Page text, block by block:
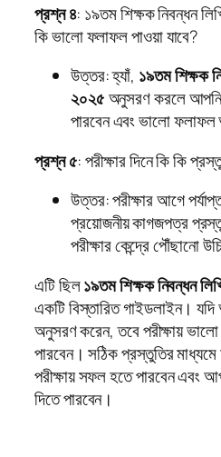
প্রশ্ন ৪: ১৯তম শিক্ষক নিবন্ধন
কি ভালো ফলাফল পাওয়া যাবে?
উত্তর: হ্যাঁ, ১৯তম শিক্ষক
২০২৫অনুসরণ করলে আপনি
পারবেন এবং ভালো ফলাফল
প্রশ্ন ৫: পরীক্ষার দিনে কি কি
উত্তর: পরীক্ষার আগে
প্রয়োজনীয় কাগজপত্র
পরীক্ষার কেন্দ্রে পৌঁছানো
এটি ছিল১৯তম শিক্ষক নিবন্ধন
একটি বিস্তারিত গাইডলাইন।
অনুসরণ করেন, তবে পরীক্ষায়
পারবেন। সঠিক প্রস্তুতির
পরীক্ষায় সফল হতে পারবেন এবং
দিতে পারবেন।